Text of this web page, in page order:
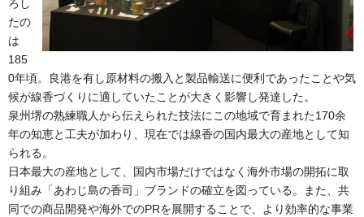
ろし
たの
は
185
0年頃。良港を有し原材料の搬入と製品輸送に便利であったことや気
候が線香づくりに適していたことが大きく影響し発達した。
泉州堺の熟練職人から伝えられた技法にこの地域で育まれた170余
年の知恵と工夫が加わり、現在では線香の国内最大の産地として知
られる。
日本最大の産地として、国内市場だけではなく海外市場の開拓に取
り組み「あわじ島の香司」ブランドの確立を図っている。また、共
同での商品開発や海外でのPRを展開することで、より効率的な事業